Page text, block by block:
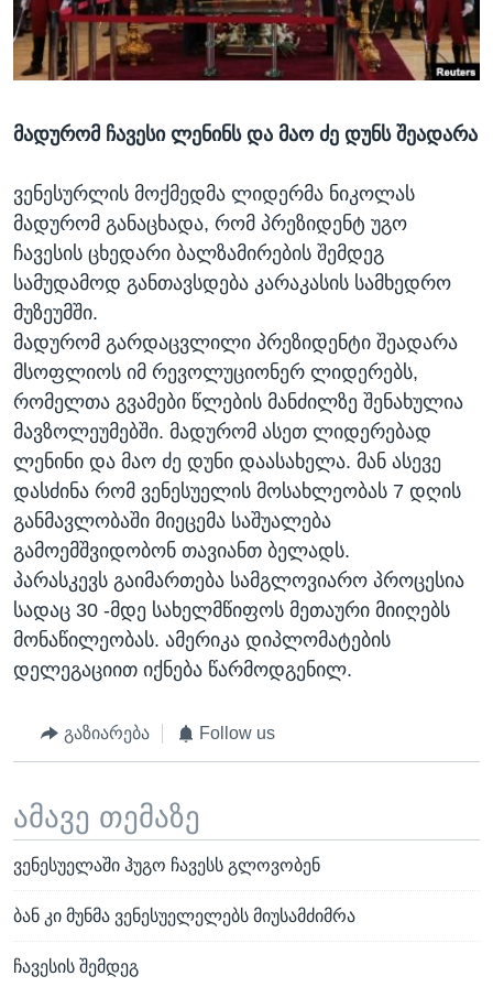
ᲡᲢᲣᲓᲘᲐ ᲕᲐᲨᲘᲜᲒᲢᲝᲜᲘ
ᲔᲙᲝᲜᲝᲛᲘᲙᲐ
ᲯᲐᲜᲛᲠᲗᲔᲚᲝᲑᲐ
ᲘᲜᲢᲔᲠᲕᲘᲣ
ᲒᲐᲚᲘᲚᲔᲝ
ᲓᲔᲖᲘᲜᲤᲝᲠᲛᲐᲪᲘᲐ
Learning English
ენები
მადურომ ჩავესი ლენინს და მაო ძე დუნს შეადარა
ვენესურლის მოქმედმა ლიდერმა ნიკოლას
მადურომ განაცხადა, რომ პრეზიდენტ უგო
ჩავესის ცხედარი ბალზამირების შემდეგ
სამუდამოდ განთავსდება კარაკასის სამხედრო
მუზეუმში.
მადურომ გარდაცვლილი პრეზიდენტი შეადარა
მსოფლიოს იმ რევოლუციონერ ლიდერებს,
რომელთა გვამები წლების მანძილზე შენახულია
მავზოლეუმებში. მადურომ ასეთ ლიდერებად
ლენინი და მაო ძე დუნი დაასახელა. მან ასევე
დასძინა რომ ვენესუელის მოსახლეობას 7 დღის
განმავლობაში მიეცემა საშუალება
გამოემშვიდობონ თავიანთ ბელადს.
პარასკევს გაიმართება სამგლოვიარო პროცესია
სადაც 30 -მდე სახელმწიფოს მეთაური მიიღებს
მონაწილეობას. ამერიკა დიპლომატების
დელეგაციით იქნება წარმოდგენილ.
გაზიარება Follow us
ამავე თემაზე
ვენესუელაში ჰუგო ჩავესს გლოვობენ
ბან კი მუნმა ვენესუელელებს მიუსამძიმრა
ჩავესის შემდეგ